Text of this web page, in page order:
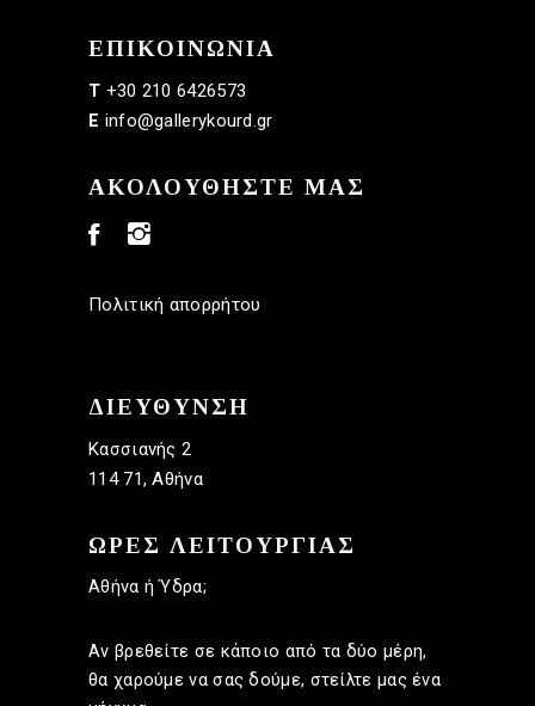
ΕΠΙΚΟΙΝΩΝΙΑ
T +30 210 6426573
E info@gallerykourd.gr
ΑΚΟΛΟΥΘΗΣΤΕ ΜΑΣ
Πολιτική απορρήτου
ΔΙΕΥΘΥΝΣΗ
Κασσιανής 2
114 71, Αθήνα
ΩΡΕΣ ΛΕΙΤΟΥΡΓΙΑΣ
Αθήνα ή Ύδρα;
Αν βρεθείτε σε κάποιο από τα δύο μέρη,
θα χαρούμε να σας δούμε, στείλτε μας ένα